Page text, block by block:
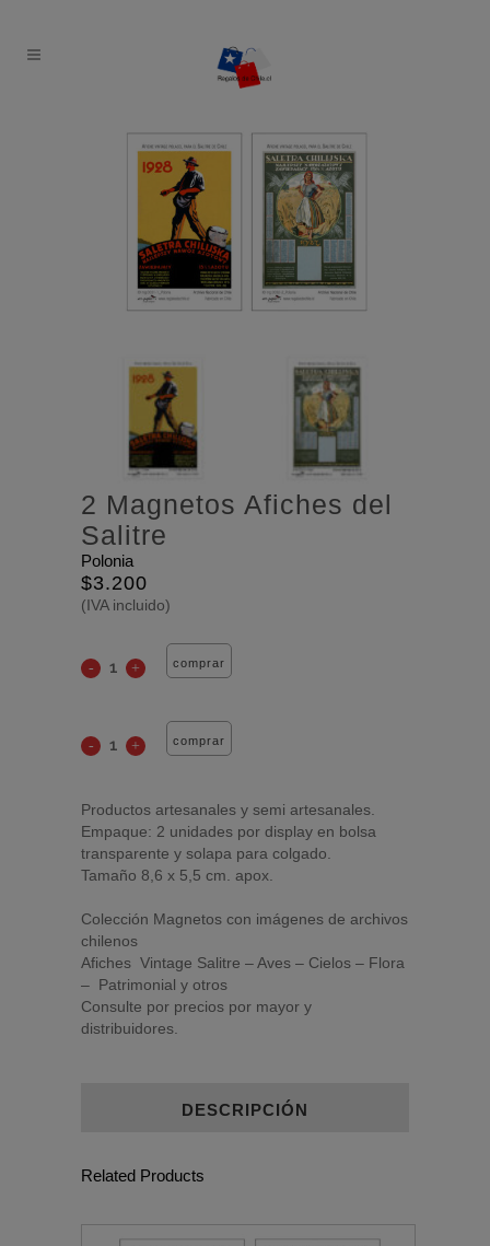
2 Magnetos Afiches del
Salitre
Polonia
$3.200
(IVA incluido)
comprar
comprar
Productos artesanales y semi artesanales.
Empaque: 2 unidades por display en bolsa
transparente y solapa para colgado.
Tamaño 8,6 x 5,5 cm. apox.
Colección Magnetos con imágenes de archivos
chilenos
Afiches Vintage Salitre – Aves – Cielos – Flora
– Patrimonial y otros
Consulte por precios por mayor y
distribuidores.
DESCRIPCIÓN
Related Products